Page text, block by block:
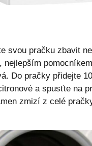
svou pračku zbavit
nejlepším
Do pračky přidejte
a spusťte na
zmizí z celé